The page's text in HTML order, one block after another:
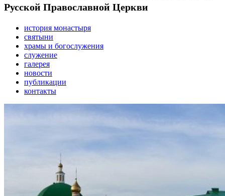
Русской Православной Церкви
история монастыря
святыни
храмы и богослужения
служение
галерея
новости
публикации
контакты